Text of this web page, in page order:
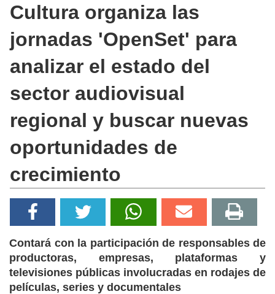
Cultura organiza las
jornadas 'OpenSet' para
analizar el estado del
sector audiovisual
regional y buscar nuevas
oportunidades de
crecimiento
Contará con la participación de responsables de
productoras, empresas, plataformas y
televisiones públicas involucradas en rodajes de
películas, series y documentales